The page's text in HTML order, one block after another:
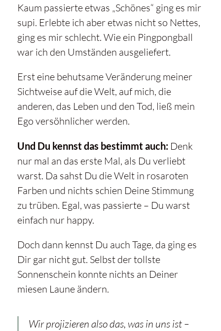
Kaum passierte etwas „Schönes“ ging es mir
supi. Erlebte ich aber etwas nicht so Nettes,
ging es mir schlecht. Wie ein Pingpongball
war ich den Umständen ausgeliefert.
Erst eine behutsame Veränderung meiner
Sichtweise auf die Welt, auf mich, die
anderen, das Leben und den Tod, ließ mein
Ego versöhnlicher werden.
Und Du kennst das bestimmt auch:Denk
nur mal an das erste Mal, als Du verliebt
warst. Da sahst Du die Welt in rosaroten
Farben und nichts schien Deine Stimmung
zu trüben. Egal, was passierte – Du warst
einfach nur happy.
Doch dann kennst Du auch Tage, da ging es
Dir gar nicht gut. Selbst der tollste
Sonnenschein konnte nichts an Deiner
miesen Laune ändern.
Wir projizieren also das, was in uns ist –